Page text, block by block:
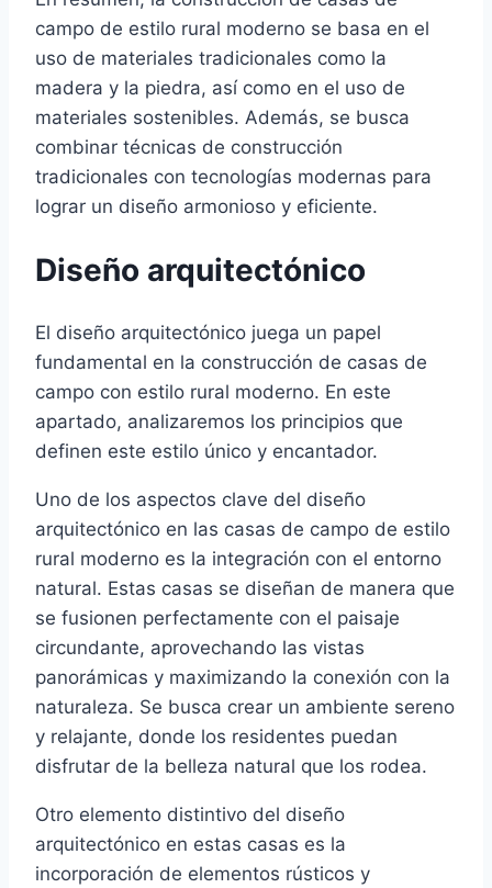
campo de estilo rural moderno se basa en el
uso de materiales tradicionales como la
madera y la piedra, así como en el uso de
materiales sostenibles. Además, se busca
combinar técnicas de construcción
tradicionales con tecnologías modernas para
lograr un diseño armonioso y eficiente.
Diseño arquitectónico
El diseño arquitectónico juega un papel
fundamental en la construcción de casas de
campo con estilo rural moderno. En este
apartado, analizaremos los principios que
definen este estilo único y encantador.
Uno de los aspectos clave del diseño
arquitectónico en las casas de campo de estilo
rural moderno es la integración con el entorno
natural. Estas casas se diseñan de manera que
se fusionen perfectamente con el paisaje
circundante, aprovechando las vistas
panorámicas y maximizando la conexión con la
naturaleza. Se busca crear un ambiente sereno
y relajante, donde los residentes puedan
disfrutar de la belleza natural que los rodea.
Otro elemento distintivo del diseño
arquitectónico en estas casas es la
incorporación de elementos rústicos y